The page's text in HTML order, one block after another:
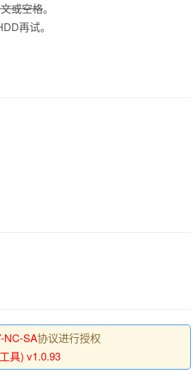
或空格。
再试。
NC-SA协议进行授权
具) v1.0.93